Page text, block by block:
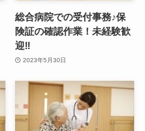
総合病院での受付事務♪保
険証の確認作業！未経験歓
迎‼
2023年5月30日